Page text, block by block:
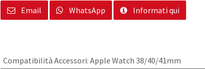
Email WhatsApp Informati qui
Compatibilità Accessori: Apple Watch 38/40/41mm